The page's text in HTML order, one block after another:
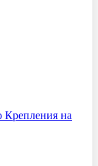
Крепления на